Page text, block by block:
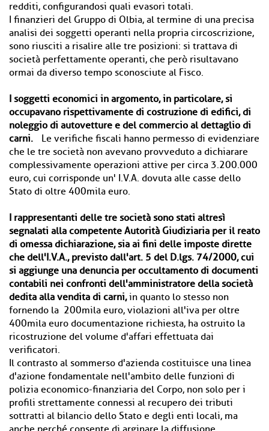
redditi, configurandosi quali evasori totali.
I finanzieri del Gruppo di Olbia, al termine di una precisa
analisi dei soggetti operanti nella propria circoscrizione,
sono riusciti a risalire alle tre posizioni: si trattava di
società perfettamente operanti, che però risultavano
ormai da diverso tempo sconosciute al Fisco.
I soggetti economici in argomento, in particolare, si
occupavano rispettivamente di costruzione di edifici, di
noleggio di autovetture e del commercio al dettaglio di
carni.
Le verifiche fiscali hanno permesso di evidenziare
che le tre società non avevano provveduto a dichiarare
complessivamente operazioni attive per circa 3.200.000
euro, cui corrisponde un' I.V.A. dovuta alle casse dello
Stato di oltre 400mila euro.
I rappresentanti delle tre società sono stati altresì
segnalati alla competente Autorità Giudiziaria per il reato
di omessa dichiarazione, sia ai fini delle imposte dirette
che dell'I.V.A., previsto dall'art. 5 del D.lgs. 74/2000, cui
si aggiunge una denuncia per occultamento di documenti
contabili nei confronti dell'amministratore della società
dedita alla vendita di carni,in quanto lo stesso non
fornendo la 200mila euro, violazioni all'iva per oltre
400mila euro documentazione richiesta, ha ostruito la
ricostruzione del volume d'affari effettuata dai
verificatori.
Il contrasto al sommerso d'azienda costituisce una linea
d'azione fondamentale nell'ambito delle funzioni di
polizia economico-finanziaria del Corpo, non solo per i
profili strettamente connessi al recupero dei tributi
sottratti al bilancio dello Stato e degli enti locali, ma